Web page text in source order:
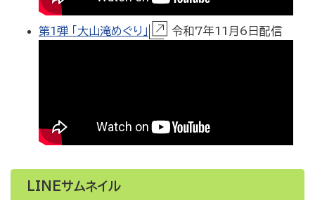
第1弾 「大山滝めぐり」 令和7年11月6日配信
LINEサムネイル